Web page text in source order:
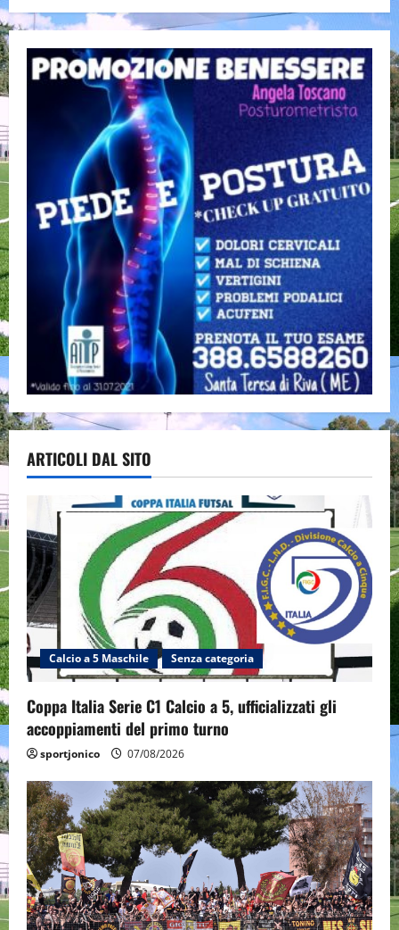
ARTICOLI DAL SITO
Calcio a 5 Maschile Senza categoria
Coppa Italia Serie C1 Calcio a 5, ufficializzati gli
accoppiamenti del primo turno
sportjonico 07/08/2026